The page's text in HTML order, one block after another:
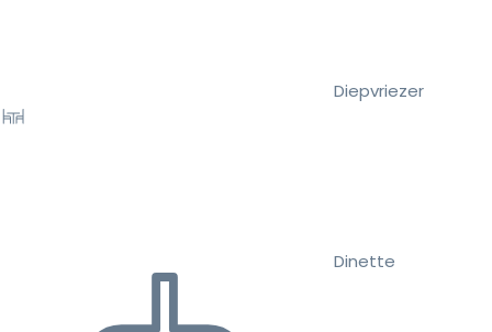
Diepvriezer
Dinette